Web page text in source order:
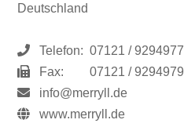
Deutschland
Telefon: 07121 / 9294977
Fax:
07121 / 9294979
info@merryll.de
www.merryll.de